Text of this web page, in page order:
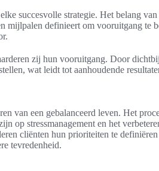
succesvolle strategie. Het belang
mijlpalen definieert om vooruitgang te
zij hun vooruitgang. Door
wat leidt tot aanhoudende
van een gebalanceerd leven. Het
op stressmanagement en het
cliënten hun prioriteiten te
tevredenheid.